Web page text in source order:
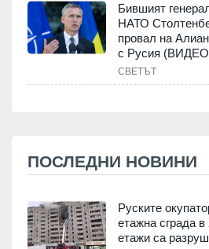
Бившият
НАТО
провал на
с Русия
СВЕТЪТ
ПОСЛЕДНИ НОВИНИ
Руските
етажна сграда в
етажи са